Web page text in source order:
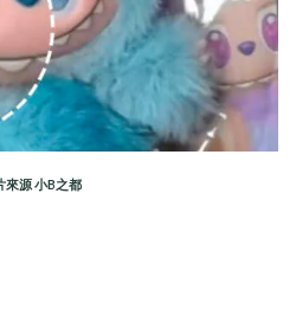
來源 小B之都